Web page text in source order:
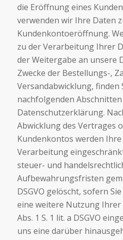
die Eröffnung eines
verwenden wir Ihre Daten
Kundenkontoeröffnung.
zu der Verarbeitung Ihrer
der Weitergabe an unsere
Zwecke der Bestellungs-,
Versandabwicklung, finden
nachfolgenden
Datenschutzerklärung.
Abwicklung des Vertrages
Kundenkontos werden
Verarbeitung
steuer- und
Aufbewahrungsfristen
DSGVO gelöscht, sofern
eine weitere Nutzung Ihrer
Abs. 1 S. 1 lit. a DSGVO
uns eine darüber